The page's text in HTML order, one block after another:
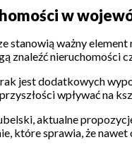
w
stanowią ważny
znaleźć nieruchomości
jest dodatkowych
wpływać na
aktualne
które sprawia, że